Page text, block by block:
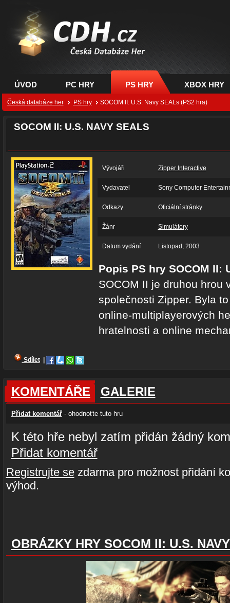
CDH.cz - hry na PC,
PS, XBOX - Česká
databáze her
ÚVOD PC HRY PS HRY XBOX HRY
Česká databáze her PS hry SOCOM II: U.S. Navy SEALs (PS2 hra)
SOCOM II: U.S. NAVY SEALS
Vývojáři Zipper Interactive
Vydavatel Sony Computer
Odkazy Oficiální stránky
Žánr Simulátory
Datum vydání Listopad, 2003
Popis PS hry SOCOM II:
SOCOM II je druhou hrou
společnosti Zipper. Byla
online-multiplayerových
hratelnosti a online
Sdílet
KOMENTÁŘE GALERIE
Přidat komentář- ohodnoťte tuto hru
K této hře nebyl zatím přidán žádný
Přidat komentář
Registrujte sezdarma pro možnost přidání
výhod.
OBRÁZKY HRY SOCOM II: U.S.